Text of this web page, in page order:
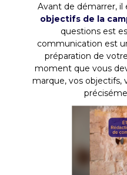
Avant de démarrer, il
objectifs de la
questions est
communication est
préparation de
moment que vous
marque, vos objectifs,